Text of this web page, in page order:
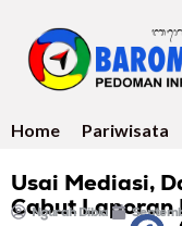
Home Pariwisata
Usai Mediasi,
Cabut Laporan
Ngurah Dibia